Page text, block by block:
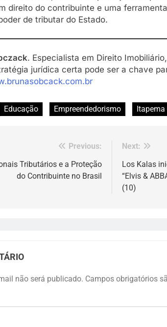
direito do contribuinte e uma
de tributar do Estado.
. Especialista em Direito
jurídica certa pode ser a chave
Educação Empreendedorismo Itapema
Previous:
Tributários e a Proteção
do Contribuinte no Brasil
Next:
Los Kalas
“Elvis &
(10)
não será publicado. Campos obrigatórios